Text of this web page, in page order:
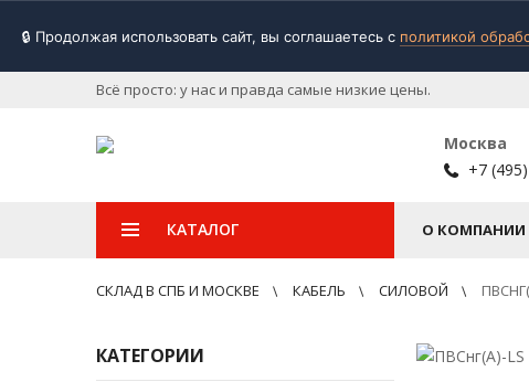
🔒 Продолжая использовать сайт, вы соглашаетесь с политикой
Всё просто: у нас и правда самые низкие цены.
Москва
+7
КАТАЛОГ О КОМПАНИИ
СКЛАД В СПБ И МОСКВЕ КАБЕЛЬ СИЛОВОЙ
КАТЕГОРИИ